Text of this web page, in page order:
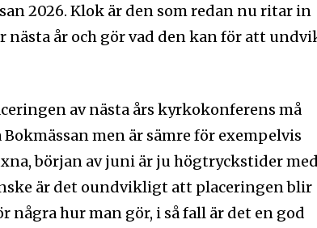
2026. Klok är den som redan nu ritar in
nästa år och gör vad den kan för att
av nästa års kyrkokonferens må
men är sämre för exempelvis
början av juni är ju högtryckstider med
är det oundvikligt att placeringen blir
hur man gör, i så fall är det en god